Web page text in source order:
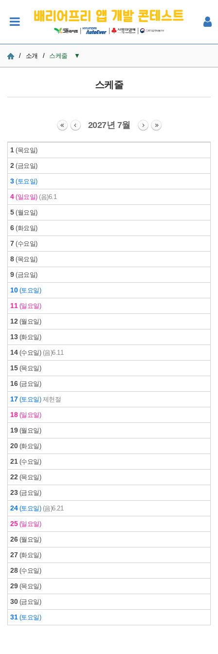
| | |
/ 소개 / 스케줄 ▼
스케줄
리워드
진행방식 & FAQ
스케줄
2027년 7월
1(목요일)
2(금요일)
3(토요일)
4(일요일)(음)6.1
5(월요일)
6(화요일)
7(수요일)
8(목요일)
9(금요일)
10(토요일)
11(일요일)
12(월요일)
13(화요일)
14(수요일)(음)6.11
15(목요일)
16(금요일)
17(토요일) 제헌절
18(일요일)
19(월요일)
20(화요일)
21(수요일)
22(목요일)
23(금요일)
24(토요일)(음)6.21
25(일요일)
26(월요일)
27(화요일)
28(수요일)
29(목요일)
30(금요일)
31(토요일)